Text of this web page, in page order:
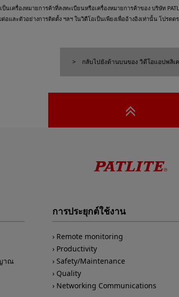
เป็นเครื่องหมายการค้าที่ลงทะเบียนหรือเครื่องหมายการค้าของ บริษัท
ต่อและตัวอย่างการติดตั้ง ฯลฯ ในวิดีโอเป็นเพียงเพื่ออ้างอิงเท่านั้น โป
กลับไปยังด้านบนของ วิดีโอแอปพลิเ
าณ
การประยุกต์ใช้งาน
Remote monitoring
Productivity
Safety/Maintenance
Quality
Networking Communications